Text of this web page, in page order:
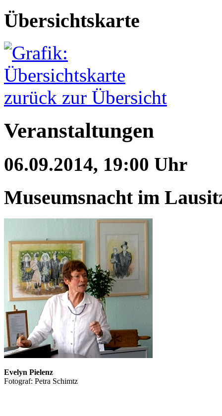
Übersichtskarte
zurück zur Übersicht
Veranstaltungen
06.09.2014, 19:00 Uhr
Museumsnacht im
Evelyn Pielenz
Fotograf: Petra Schimtz